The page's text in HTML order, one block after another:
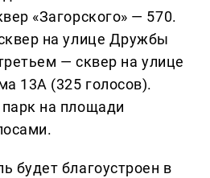
«Загорского» — 570.
на улице Дружбы
— сквер на улице
13А (325 голосов).
на площади
будет благоустроен в